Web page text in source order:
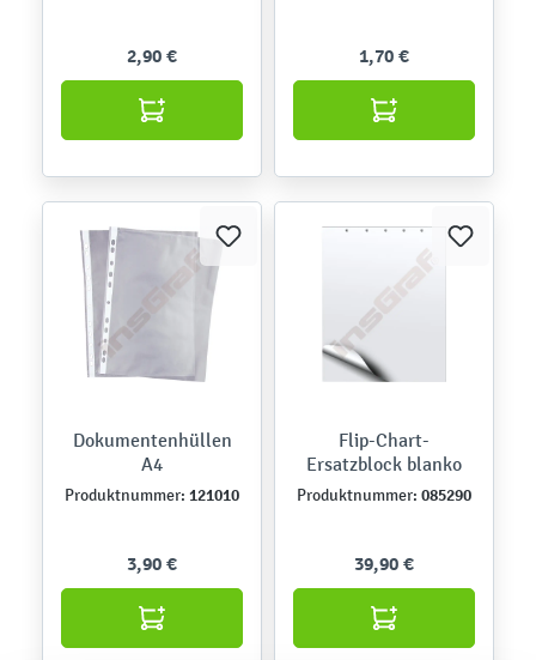
2,90 € 1,70 €
Dokumentenhüllen
A4
Produktnummer: 121010
3,90 €
Flip-Chart-
Ersatzblock blanko
Produktnummer: 085290
39,90 €